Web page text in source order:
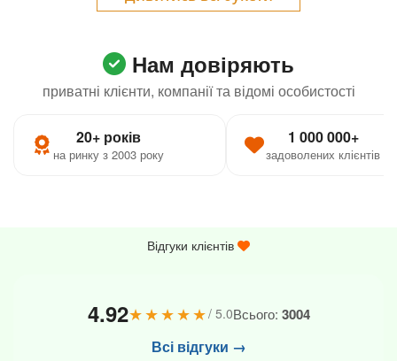
Нам довіряють
приватні клієнти, компанії та відомі особистості
20+ років
на ринку з 2003 року
1 000 000+
задоволених клієнтів
Відгуки клієнтів
4.92★★★★★/ 5.0Всього: 3004
Всі відгуки →